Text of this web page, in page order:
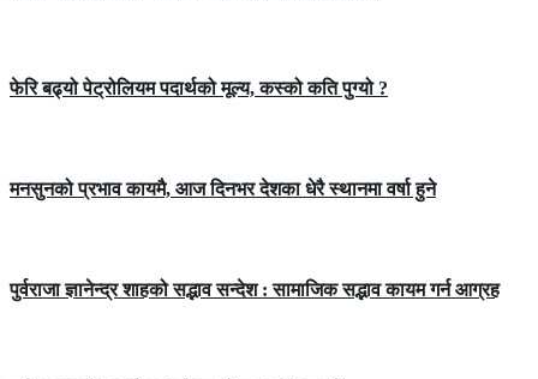
फेरि बढ्यो पेट्रोलियम पदार्थको मूल्य, कस्को कति पुग्यो ?
मनसुनको प्रभाव कायमै, आज दिनभर देशका धेरै स्थानमा वर्षा हुने
पुर्वराजा ज्ञानेन्द्र शाहको सद्भाव सन्देश : सामाजिक सद्भाव कायम गर्न आग्रह